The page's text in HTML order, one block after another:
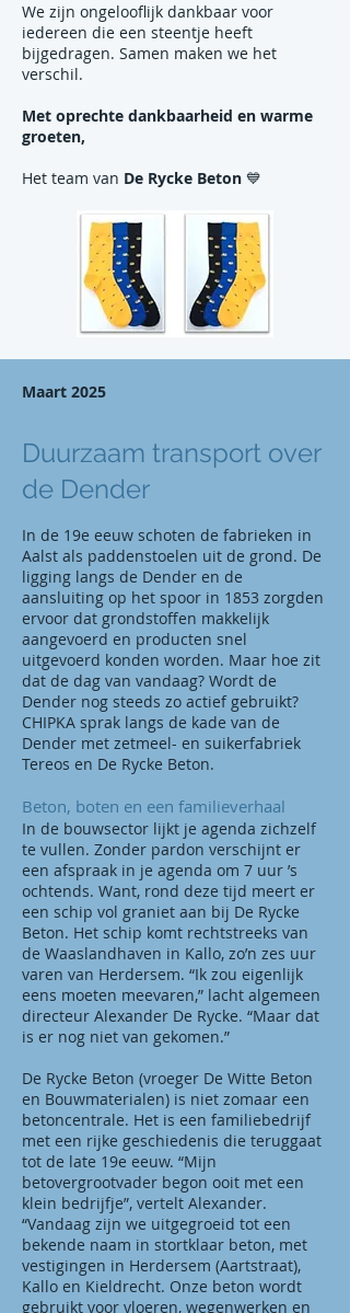
We zijn ongelooflijk dankbaar voor
iedereen die een steentje heeft
bijgedragen. Samen maken we het
verschil.
Met oprechte dankbaarheid en warme
groeten,
Het team van De Rycke Beton 💙
Maart 2025
Duurzaam transport over
de Dender
In de 19e eeuw schoten de fabrieken in
Aalst als paddenstoelen uit de grond. De
ligging langs de Dender en de
aansluiting op het spoor in 1853 zorgden
ervoor dat grondstoffen makkelijk
aangevoerd en producten snel
uitgevoerd konden worden. Maar hoe zit
dat de dag van vandaag? Wordt de
Dender nog steeds zo actief gebruikt?
CHIPKA sprak langs de kade van de
Dender met zetmeel- en suikerfabriek
Tereos en De Rycke Beton.
Beton, boten en een familieverhaal
In de bouwsector lijkt je agenda zichzelf
te vullen. Zonder pardon verschijnt er
een afspraak in je agenda om 7 uur ’s
ochtends. Want, rond deze tijd meert er
een schip vol graniet aan bij De Rycke
Beton. Het schip komt rechtstreeks van
de Waaslandhaven in Kallo, zo’n zes uur
varen van Herdersem. “Ik zou eigenlijk
eens moeten meevaren,” lacht algemeen
directeur Alexander De Rycke. “Maar dat
is er nog niet van gekomen.”
De Rycke Beton (vroeger De Witte Beton
en Bouwmaterialen) is niet zomaar een
betoncentrale. Het is een familiebedrijf
met een rijke geschiedenis die teruggaat
tot de late 19e eeuw. “Mijn
betovergrootvader begon ooit met een
klein bedrijfje”, vertelt Alexander.
“Vandaag zijn we uitgegroeid tot een
bekende naam in stortklaar beton, met
vestigingen in Herdersem (Aartstraat),
Kallo en Kieldrecht. Onze beton wordt
gebruikt voor vloeren, wegenwerken en